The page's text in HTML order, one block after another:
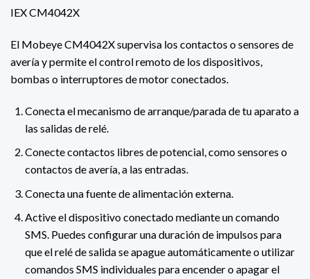
IEX CM4042X
El Mobeye CM4042X supervisa los contactos o sensores de
avería y permite el control remoto de los dispositivos,
bombas o interruptores de motor conectados.
Conecta el mecanismo de arranque/parada de tu aparato a
las salidas de relé.
Conecte contactos libres de potencial, como sensores o
contactos de avería, a las entradas.
Conecta una fuente de alimentación externa.
Active el dispositivo conectado mediante un comando
SMS. Puedes configurar una duración de impulsos para
que el relé de salida se apague automáticamente o utilizar
comandos SMS individuales para encender o apagar el